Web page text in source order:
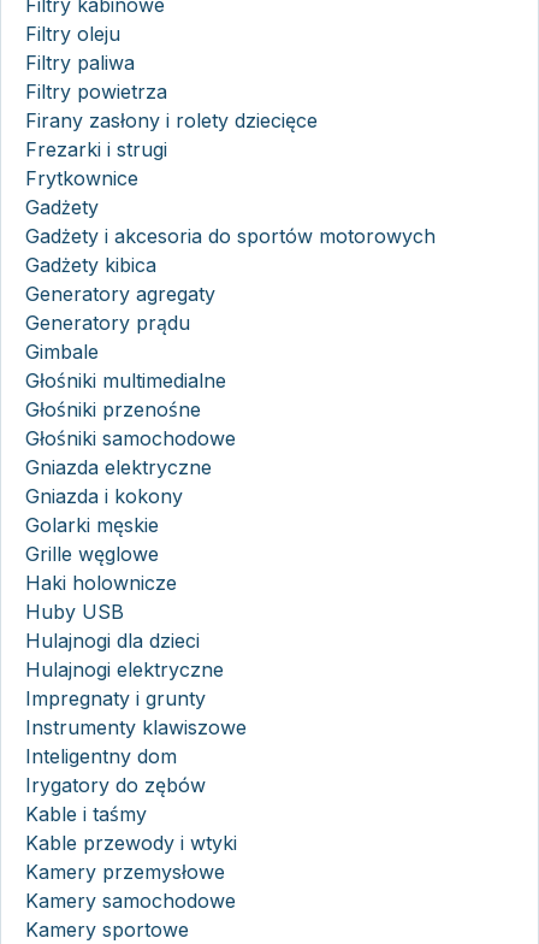
Filtry kabinowe
Filtry oleju
Filtry paliwa
Filtry powietrza
Firany zasłony i rolety dziecięce
Frezarki i strugi
Frytkownice
Gadżety
Gadżety i akcesoria do sportów motorowych
Gadżety kibica
Generatory agregaty
Generatory prądu
Gimbale
Głośniki multimedialne
Głośniki przenośne
Głośniki samochodowe
Gniazda elektryczne
Gniazda i kokony
Golarki męskie
Grille węglowe
Haki holownicze
Huby USB
Hulajnogi dla dzieci
Hulajnogi elektryczne
Impregnaty i grunty
Instrumenty klawiszowe
Inteligentny dom
Irygatory do zębów
Kable i taśmy
Kable przewody i wtyki
Kamery przemysłowe
Kamery samochodowe
Kamery sportowe